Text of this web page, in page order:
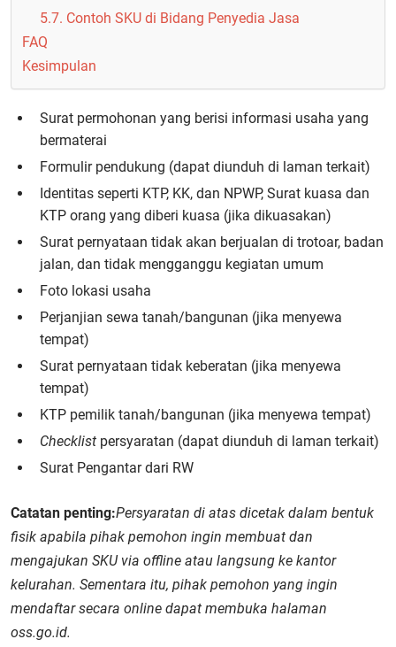
5.7. Contoh SKU di Bidang Penyedia Jasa
FAQ
Kesimpulan
Surat permohonan yang berisi informasi usaha yang
bermaterai
Formulir pendukung (dapat diunduh di laman terkait)
Identitas seperti KTP, KK, dan NPWP, Surat kuasa dan
KTP orang yang diberi kuasa (jika dikuasakan)
Surat pernyataan tidak akan berjualan di trotoar, badan
jalan, dan tidak mengganggu kegiatan umum
Foto lokasi usaha
Perjanjian sewa tanah/bangunan (jika menyewa
tempat)
Surat pernyataan tidak keberatan (jika menyewa
tempat)
KTP pemilik tanah/bangunan (jika menyewa tempat)
Checklist persyaratan (dapat diunduh di laman terkait)
Surat Pengantar dari RW
Catatan penting:Persyaratan di atas dicetak dalam bentuk
fisik apabila pihak pemohon ingin membuat dan
mengajukan SKU via offline atau langsung ke kantor
kelurahan. Sementara itu, pihak pemohon yang ingin
mendaftar secara online dapat membuka halaman
oss.go.id.